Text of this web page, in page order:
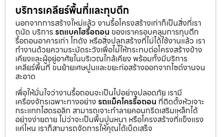
บริการเคลียร์พื้นที่และทุบตึก
นอกจากการสร้างใหม่แล้ว งานรื้อโครงสร้างเก่าก็เป็นสิ่งที่เรา
ถนัด บริการ รถแบคโฮรื้อถอน ของเราครอบคลุมการทุบตึก
รื้อถอนอาคารเก่า โกดัง หรือสิ่งปลูกสร้างที่ไม่ได้ใช้งานแล้ว เรา
ทำงานด้วยความระมัดระวังเพื่อไม่ให้กระทบต่อโครงสร้างข้าง
เคียงและผู้อยู่อาศัยในบริเวณใกล้เคียง พร้อมทั้งมีบริการ
เคลียร์พื้นที่ ขนย้ายเศษปูนและขยะก่อสร้างออกจากไซต์งานจน
สะอาด
เพื่อให้มั่นใจว่างานรื้อถอนจะเป็นไปอย่างปลอดภัย เรามี
เครื่องจักรเฉพาะทางอย่าง รถแม็คโครรื้อถอน ที่ติดตั้งหัวเจาะ
กระแทกไฮดรอลิก สามารถเจาะทำลายคอนกรีตเสริมเหล็กได้
อย่างง่ายดาย ไม่ว่าจะเป็นพื้นปูนหนา หรือโครงสร้างที่แข็งแรง
แค่ไหน เราก็สามารถจัดการให้คุณได้เบ็ดเสร็จ